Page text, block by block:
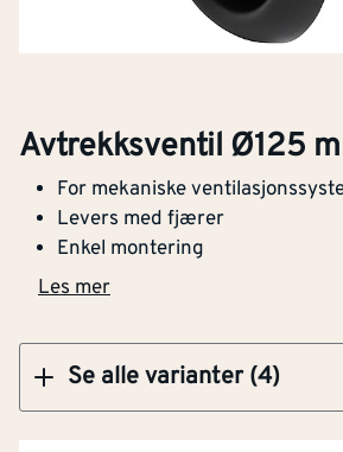
Avtrekksventil Ø125
For mekaniske
Levers med fjærer
Enkel montering
Les mer
Se alle varianter (4)
Klikk og hent
Klikk og hent